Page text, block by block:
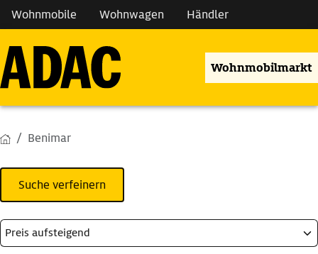
Wohnmobile Wohnwagen Händler
Wohnmobilmarkt
Benimar
Suche verfeinern